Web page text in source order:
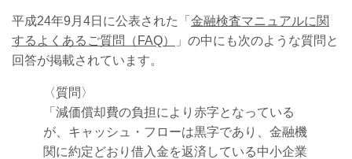
平成24年9月4日に公表された「 金融検査マニュアルに関
するよくあるご質問（FAQ）
」の中にも次のような質問と
回答が掲載されています。
〈質問〉
「減価償却費の負担により赤字となっている
が、キャッシュ・フローは黒字であり、金融機
関に約定どおり借入金を返済している中小企業